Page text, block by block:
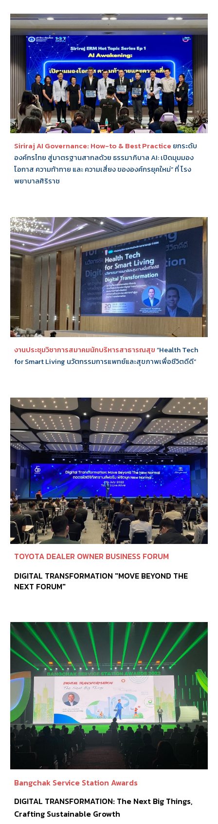
Siriraj AI Governance: How-to & Best Practice ยกระดับ
องค์กรไทย สู่มาตรฐานสากลด้วย ธรรมาภิบาล AI: เปิดมุมมอง
โอกาส ความท้าทาย และ ความเสี่ยง ขององค์กรยุคใหม่” ที่ โรง
พยาบาลศิริราช
งานประชุมวิชาการสมาคมนักบริหารสาธารณสุข “Health Tech
for Smart Living นวัตกรรมการแพทย์และสุขภาพเพื่อชีวิตดีดี”
TOYOTA DEALER OWNER BUSINESS FORUM
DIGITAL TRANSFORMATION "MOVE BEYOND THE
NEXT FORUM"
Bangchak Service Station Awards
DIGITAL TRANSFORMATION: The Next Big Things,
Crafting Sustainable Growth